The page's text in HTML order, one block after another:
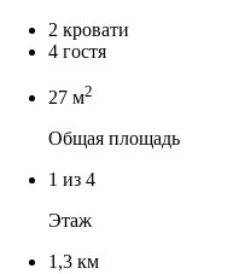
2 кровати
4 гостя
27 м2
Общая площадь
1 из 4
Этаж
1,3 км